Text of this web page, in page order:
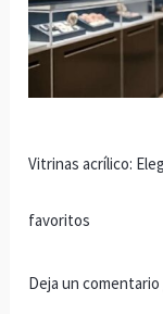
Vitrinas acrílico:
favoritos
Deja un comentario
protección
para